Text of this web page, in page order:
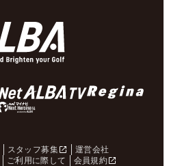
スタッフ募集
運営会社
ご利用に際して 会員規約